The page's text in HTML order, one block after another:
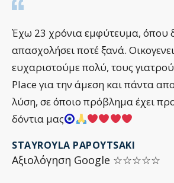
Έχω 23 χρόνια εμφύτευμα, όπου
απασχολήσει ποτέ ξανά.
ευχαριστούμε πολύ, τους
Place για την άμεση και πάντα
λύση, σε όποιο πρόβλημα έχει
δόντια μας
STAYROYLA PAPOYTSAKI
Αξιολόγηση Google ☆☆☆☆☆